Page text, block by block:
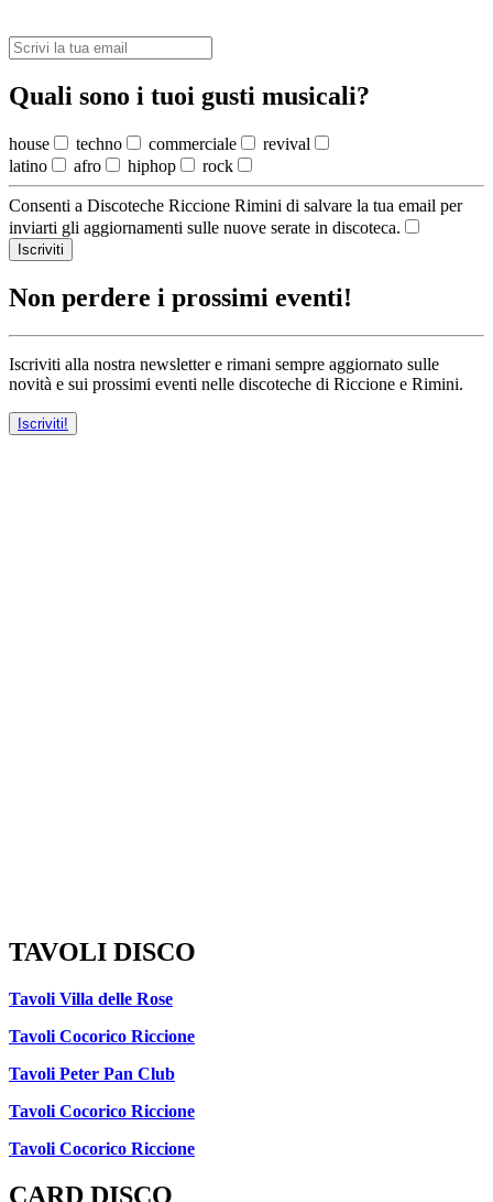
Quali sono i tuoi gusti musicali?
house techno commerciale
revival
latino
afro hiphop rock
Consenti a Discoteche Riccione Rimini di salvare la tua email per
inviarti gli aggiornamenti sulle nuove serate in discoteca.
Iscriviti
Non perdere i prossimi eventi!
Iscriviti alla nostra newsletter e rimani sempre aggiornato sulle
novità e sui prossimi eventi nelle discoteche di Riccione e Rimini.
Iscriviti!
TAVOLI DISCO
Tavoli Villa delle Rose
Tavoli Cocorico Riccione
Tavoli Peter Pan Club
Tavoli Cocorico Riccione
Tavoli Cocorico Riccione
CARD DISCO